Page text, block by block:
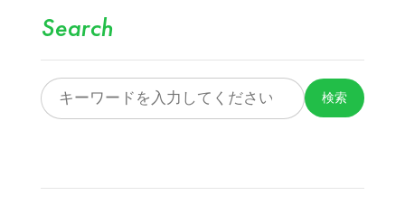
Search
検索